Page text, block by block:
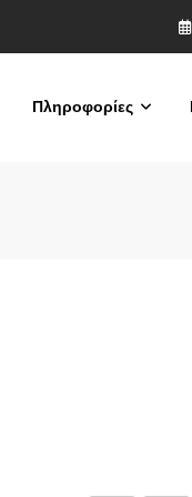
Πληροφορίες